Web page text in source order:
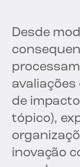
Desde
avaliações
de
tópico),
inovação